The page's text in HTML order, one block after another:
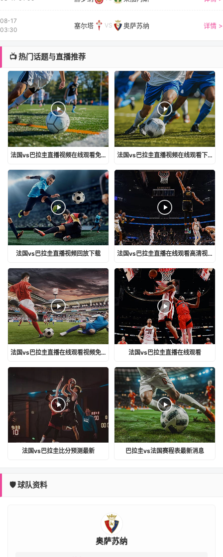
08-17
03:30
塞尔塔 VS 奥萨苏纳 详情 >
📺 热门话题与直播推荐
法国vs巴拉圭直播视频在线观看免费 法国vs巴拉圭直播视频在线观看下载
法国vs巴拉圭直播视频回放下载 法国vs巴拉圭直播在线观看高清视频
法国vs巴拉圭直播在线观看视频免费 法国vs巴拉圭直播在线观看
法国vs巴拉圭比分预测最新 巴拉圭vs法国赛程表最新消息
🛡️ 球队资料
奥萨苏纳